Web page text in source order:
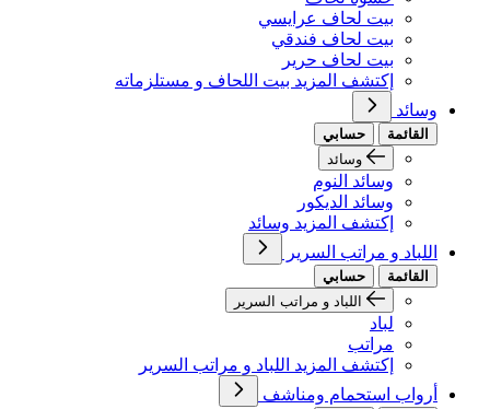
بيت لحاف عرايسي
بيت لحاف فندقي
بيت لحاف حرير
إكتشف المزيد بيت اللحاف و مستلزماته
وسائد
القائمة
حسابي
وسائد
وسائد النوم
وسائد الديكور
إكتشف المزيد وسائد
اللباد و مراتب السرير
القائمة
حسابي
اللباد و مراتب السرير
لباد
مراتب
إكتشف المزيد اللباد و مراتب السرير
أرواب استحمام ومناشف